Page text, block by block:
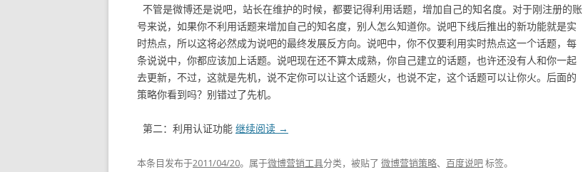
不管是微博还是说吧，站长在维护的时候，都要记得利用话题，增加自己的知名度。对于刚注册的账
号来说，如果你不利用话题来增加自己的知名度，别人怎么知道你。说吧下线后推出的新功能就是实
时热点，所以这将必然成为说吧的最终发展反方向。说吧中，你不仅要利用实时热点这一个话题，每
条说说中，你都应该加上话题。说吧现在还不算太成熟，你自己建立的话题，也许还没有人和你一起
去更新，不过，这就是先机，说不定你可以让这个话题火，也说不定，这个话题可以让你火。后面的
策略你看到吗？别错过了先机。
第二：利用认证功能 继续阅读 →
本条目发布于2011/04/20。属于微博营销工具分类，被贴了 微博营销策略、 百度说吧标签。